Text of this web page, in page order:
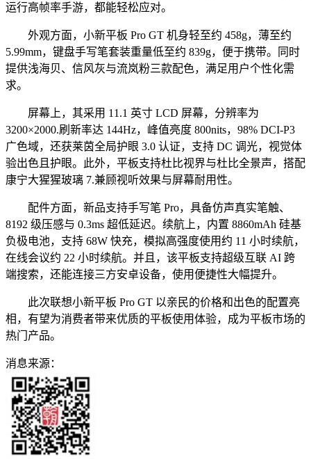
运行高帧率手游，都能轻松应对。
外观方面，小新平板 Pro GT 机身轻至约 458g，薄至约
5.99mm，键盘手写笔套装重量低至约 839g，便于携带。同时
提供浅海贝、信风灰与流岚粉三款配色，满足用户个性化需
求。
屏幕上，其采用 11.1 英寸 LCD 屏幕，分辨率为
3200×2000.刷新率达 144Hz，峰值亮度 800nits，98% DCI-P3
广色域，还获莱茵全局护眼 3.0 认证，支持 DC 调光，视觉体
验出色且护眼。此外，平板支持杜比视界与杜比全景声，搭配
康宁大猩猩玻璃 7.兼顾视听效果与屏幕耐用性。
配件方面，新品支持手写笔 Pro，具备仿声真实笔触、
8192 级压感与 0.3ms 超低延迟。续航上，内置 8860mAh 硅基
负极电池，支持 68W 快充，模拟高强度使用约 11 小时续航，
在线会议约 22 小时续航。并且，该平板支持超级互联 AI 跨
端搜索，还能连接三方安卓设备，使用便捷性大幅提升。
此次联想小新平板 Pro GT 以亲民的价格和出色的配置亮
相，有望为消费者带来优质的平板使用体验，成为平板市场的
热门产品。
消息来源：